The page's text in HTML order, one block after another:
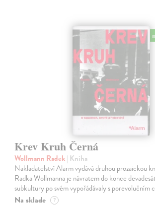
Krev Kruh Černá
Wollmann Radek| Kniha
Nakladatelství Alarm vydává druhou prozaickou
Radka Wollmanna je návratem do konce
subkultury po svém vypořádávaly s porevolučním
Na sklade ?